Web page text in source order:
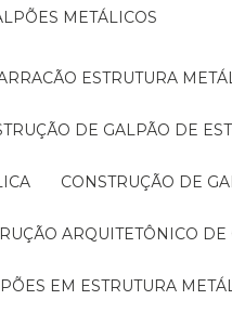
METÁLICOS
ESTRUTURA
DE GALPÃO DE
CONSTRUÇÃO DE
ARQUITETÔNICO
EM ESTRUTURA